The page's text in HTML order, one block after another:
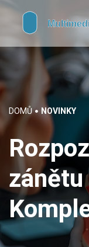
DOMŮ NOVINKY